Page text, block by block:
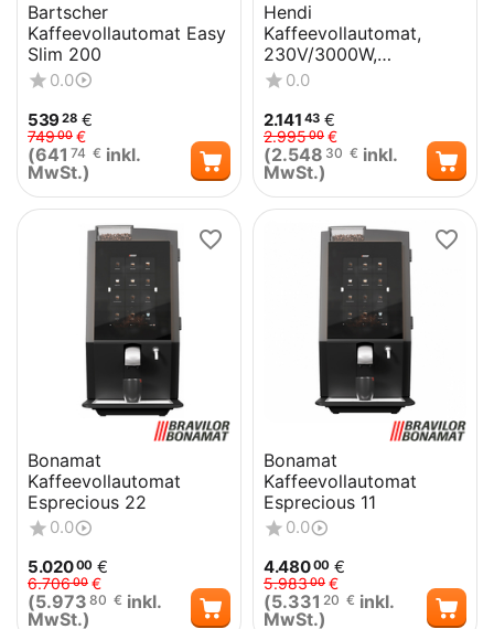
Bartscher
Kaffeevollautomat Easy
Slim 200
0.0
53928 €
74900 €
(641 74 € inkl.
MwSt.)
Hendi
Kaffeevollautomat,
230V/3000W,
390x544x(H)578mm
0.0
2.141 43 €
2.99500 €
(2.548 30 € inkl.
MwSt.)
Bonamat
Kaffeevollautomat
Esprecious 22
0.0
5.02000 €
6.70600 €
(5.973 80 € inkl.
MwSt.)
Bonamat
Kaffeevollautomat
Esprecious 11
0.0
4.48000 €
5.98300 €
(5.331 20 € inkl.
MwSt.)